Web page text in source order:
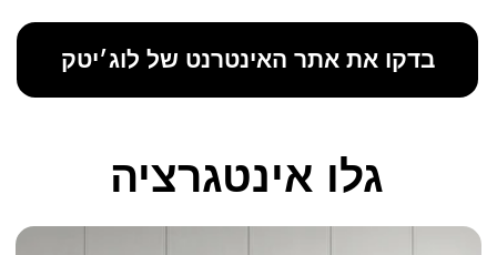
מלא לוח מחוונים שליטה
הגדרות קבועות מראש אינטליגנטיות